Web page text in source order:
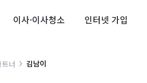
이사·이사청소 인터넷 가입
너 김남이